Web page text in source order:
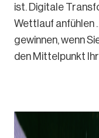
ist. Digitale
Wettlauf anfühlen
gewinnen, wenn
den Mittelpunkt